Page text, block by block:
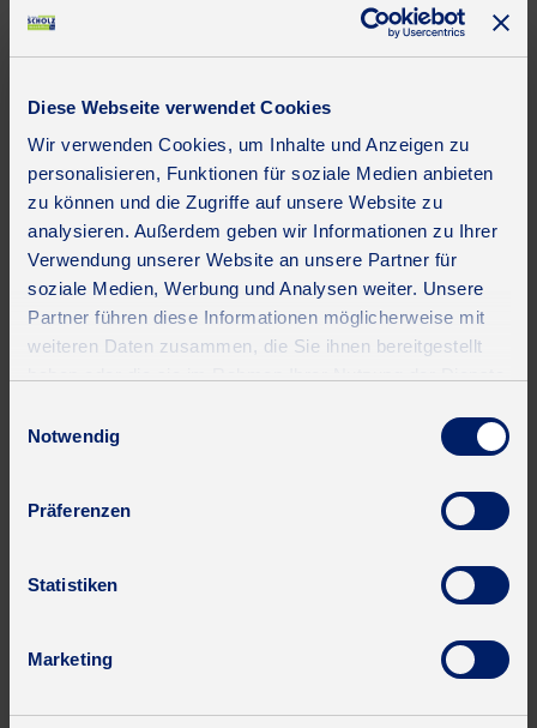
Diese Webseite verwendet Cookies
Wir verwenden Cookies, um Inhalte und Anzeigen zu
personalisieren, Funktionen für soziale Medien anbieten
zu können und die Zugriffe auf unsere Website zu
analysieren. Außerdem geben wir Informationen zu Ihrer
Verwendung unserer Website an unsere Partner für
soziale Medien, Werbung und Analysen weiter. Unsere
Partner führen diese Informationen möglicherweise mit
weiteren Daten zusammen, die Sie ihnen bereitgestellt
Notwendig
Präferenzen
Statistiken
Marketing
Grünblick
UNSERE PARTNER & AUSZEICHNUNGEN